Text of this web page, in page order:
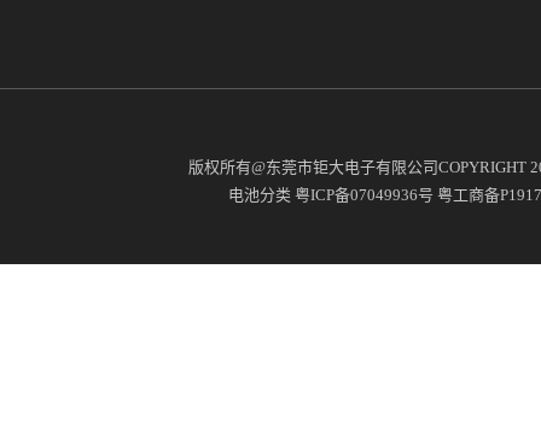
版权所有@东莞市钜大电子有限公司COPYRIGHT
电池分类 粤ICP备07049936号 粤工商备